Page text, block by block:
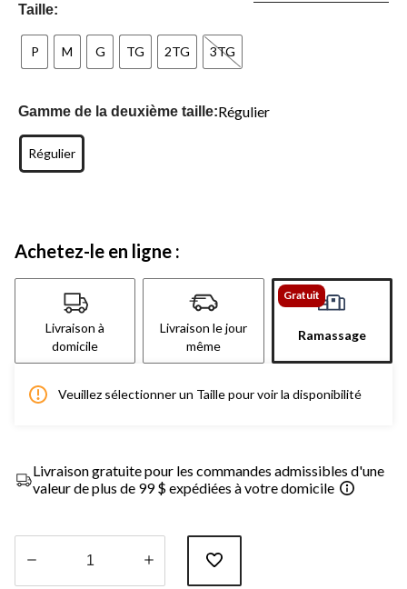
Taille:
P M G TG 2TG 3TG
Gamme de la deuxième taille:Régulier
Régulier
Achetez-le en ligne :
Livraison à
domicile
Livraison le jour
même
Gratuit
Ramassage
Veuillez sélectionner un Taille pour voir la disponibilité
Livraison gratuite pour les commandes admissibles d'une
valeur de plus de 99 $ expédiées à votre domicile